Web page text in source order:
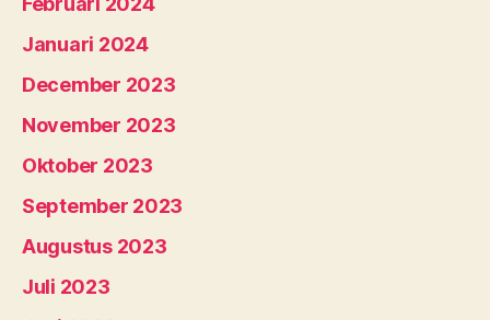
Januari 2024
December 2023
November 2023
Oktober 2023
September 2023
Augustus 2023
Juli 2023